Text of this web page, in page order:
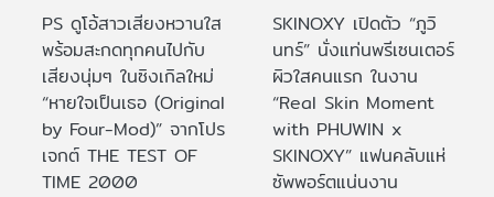
PS ดูโอ้สาวเสียงหวานใส
พร้อมสะกดทุกคนไปกับ
เสียงนุ่มๆ ในซิงเกิลใหม่
“หายใจเป็นเธอ (Original
by Four-Mod)” จากโปร
เจกต์ THE TEST OF
TIME 2000
SKINOXY เปิดตัว “ภูวิ
นทร์” นั่งแท่นพรีเซนเตอร์
ผิวใสคนแรก ในงาน
“Real Skin Moment
with PHUWIN x
SKINOXY” แฟนคลับแห่
ซัพพอร์ตแน่นงาน